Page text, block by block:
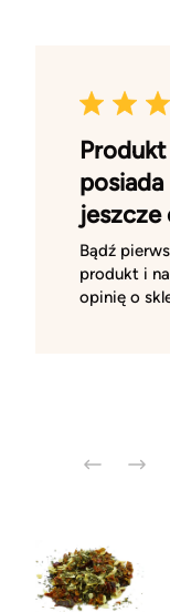
posiada
jeszcze
Bądź
produkt i
opinię o